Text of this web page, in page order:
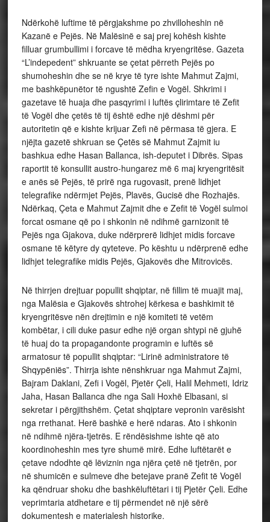
Ndërkohë luftime të përgjakshme po zhvilloheshin në
Kazanë e Pejës. Në Malësinë e saj prej kohësh kishte
filluar grumbullimi i forcave të mëdha kryengritëse. Gazeta
“L’indepedent” shkruante se çetat përreth Pejës po
shumoheshin dhe se në krye të tyre ishte Mahmut Zajmi,
me bashkëpunëtor të ngushtë Zefin e Vogël. Shkrimi i
gazetave të huaja dhe pasqyrimi i luftës çlirimtare të Zefit
të Vogël dhe çetës të tij është edhe një dëshmi për
autoritetin që e kishte krijuar Zefi në përmasa të gjera. E
njëjta gazetë shkruan se Çetës së Mahmut Zajmit iu
bashkua edhe Hasan Ballanca, ish-deputet i Dibrës. Sipas
raportit të konsullit austro-hungarez më 6 maj kryengritësit
e anës së Pejës, të prirë nga rugovasit, prenë lidhjet
telegrafike ndërmjet Pejës, Plavës, Gucisë dhe Rozhajës.
Ndërkaq, Çeta e Mahmut Zajmit dhe e Zefit të Vogël sulmoi
forcat osmane që po i shkonin në ndihmë garnizonit të
Pejës nga Gjakova, duke ndërprerë lidhjet midis forcave
osmane të këtyre dy qyteteve. Po kështu u ndërprenë edhe
lidhjet telegrafike midis Pejës, Gjakovës dhe Mitrovicës.
Në thirrjen drejtuar popullit shqiptar, në fillim të muajit maj,
nga Malësia e Gjakovës shtrohej kërkesa e bashkimit të
kryengritësve nën drejtimin e një komiteti të vetëm
kombëtar, i cili duke pasur edhe një organ shtypi në gjuhë
të huaj do ta propagandonte programin e luftës së
armatosur të popullit shqiptar: “Lirinë administratore të
Shqypëniës”. Thirrja ishte nënshkruar nga Mahmut Zajmi,
Bajram Daklani, Zefi i Vogël, Pjetër Çeli, Halil Mehmeti, Idriz
Jaha, Hasan Ballanca dhe nga Sali Hoxhë Elbasani, si
sekretar i përgjithshëm. Çetat shqiptare vepronin varësisht
nga rrethanat. Herë bashkë e herë ndaras. Ato i shkonin
në ndihmë njëra-tjetrës. E rëndësishme ishte që ato
koordinoheshin mes tyre shumë mirë. Edhe luftëtarët e
çetave ndodhte që lëviznin nga njëra çetë në tjetrën, por
në shumicën e sulmeve dhe betejave pranë Zefit të Vogël
ka qëndruar shoku dhe bashkëluftëtari i tij Pjetër Çeli. Edhe
veprimtaria atdhetare e tij përmendet në një sërë
dokumentesh e materialesh historike.